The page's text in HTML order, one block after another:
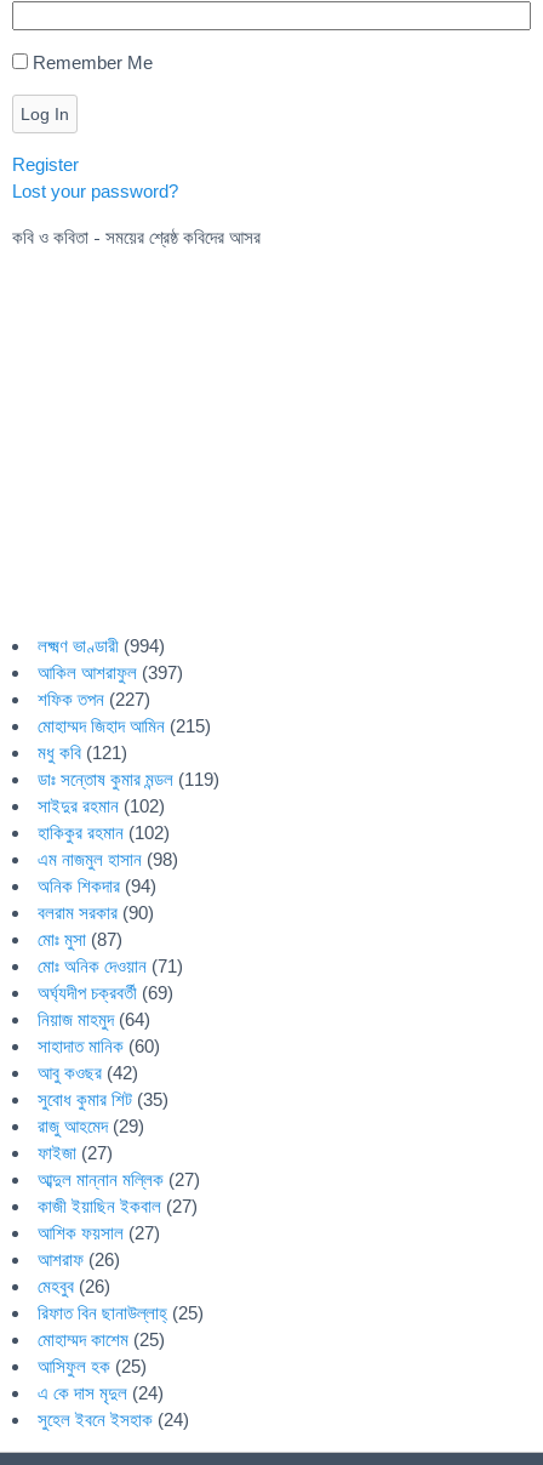
Remember Me
Log In
Register
Lost your password?
কবি ও কবিতা - সময়ের শ্রেষ্ঠ কবিদের আসর
লক্ষ্মণ ভাণ্ডারী (994)
আকিল আশরাফুল (397)
শফিক তপন (227)
মোহাম্মদ জিহাদ আমিন (215)
মধু কবি (121)
ডাঃ সন্তোষ কুমার মন্ডল (119)
সাইদুর রহমান (102)
হাকিকুর রহমান (102)
এম নাজমুল হাসান (98)
অনিক শিকদার (94)
বলরাম সরকার (90)
মোঃ মুসা (87)
মোঃ অনিক দেওয়ান (71)
অর্ঘ্যদীপ চক্রবর্তী (69)
নিয়াজ মাহমুদ(64)
সাহাদাত মানিক (60)
আবু কওছর (42)
সুবোধ কুমার শিট (35)
রাজু আহমেদ(29)
ফাইজা (27)
আব্দুল মান্নান মল্লিক (27)
কাজী ইয়াছিন ইকবাল (27)
আশিক ফয়সাল (27)
আশরাফ (26)
মেহবুব (26)
রিফাত বিন ছানাউল্লাহ্ (25)
মোহাম্মদ কাশেম (25)
আসিফুল হক (25)
এ কে দাস মৃদুল (24)
সুহেল ইবনে ইসহাক (24)